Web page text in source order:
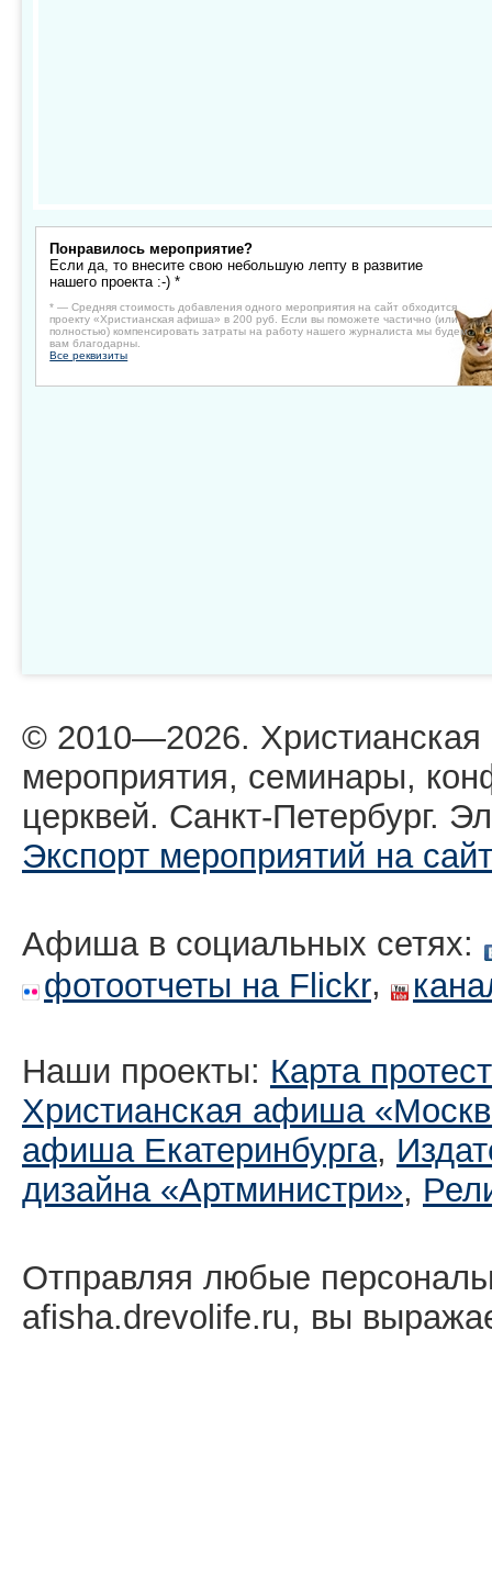
Понравилось мероприятие?
Если да, то внесите свою небольшую лепту в развитие
нашего проекта :-) *
* — Средняя стоимость добавления одного мероприятия на сайт обходится
проекту «Христианская афиша» в 200 руб. Если вы поможете частично (или
полностью) компенсировать затраты на работу нашего журналиста мы будем
вам благодарны.
Все реквизиты
© 2010—2026.
мероприятия, семинары,
церквей. Санкт-Петербург.
Экспорт мероприятий на сайт
Афиша в социальных сетях:
фотоотчеты на Flickr,
Наши проекты: Карта
Христианская афиша
афиша Екатеринбургa,
дизайна «Артминистри»,
Отправляя любые
afisha.drevolife.ru, вы